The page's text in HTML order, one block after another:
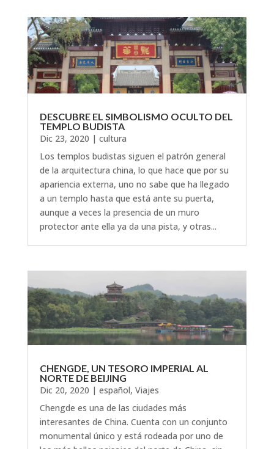
DESCUBRE EL SIMBOLISMO OCULTO DEL
TEMPLO BUDISTA
Dic 23, 2020 | cultura
Los templos budistas siguen el patrón general
de la arquitectura china, lo que hace que por su
apariencia externa, uno no sabe que ha llegado
a un templo hasta que está ante su puerta,
aunque a veces la presencia de un muro
protector ante ella ya da una pista, y otras...
CHENGDE, UN TESORO IMPERIAL AL
NORTE DE BEIJING
Dic 20, 2020 | español, Viajes
Chengde es una de las ciudades más
interesantes de China. Cuenta con un conjunto
monumental único y está rodeada por uno de